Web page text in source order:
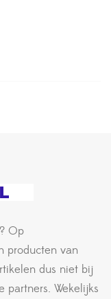
Op
producten van
dus niet bij
partners. Wekelijks